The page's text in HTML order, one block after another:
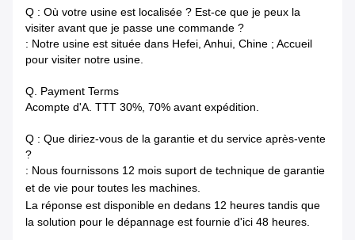
Q : Où votre usine est localisée ? Est-ce que je peux la
visiter avant que je passe une commande ?
: Notre usine est située dans Hefei, Anhui, Chine ; Accueil
pour visiter notre usine.
Q. Payment Terms
Acompte d'A. TTT 30%, 70% avant expédition.
Q : Que diriez-vous de la garantie et du service après-vente
?
: Nous fournissons 12 mois suport de technique de garantie
et de vie pour toutes les machines.
La réponse est disponible en dedans 12 heures tandis que
la solution pour le dépannage est fournie d'ici 48 heures.